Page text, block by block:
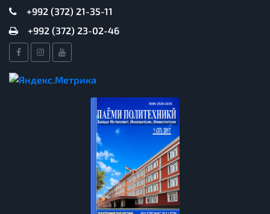
+992 (372) 21-35-11
+992 (372) 23-02-46